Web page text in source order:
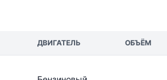
ДВИГАТЕЛЬ ОБЪЁМ